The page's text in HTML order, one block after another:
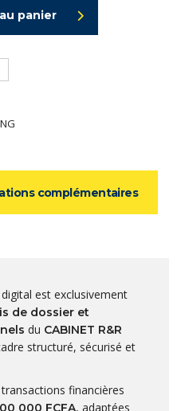
panier
complémentaires
est exclusivement
de dossier et
du CABINET R&R
structuré, sécurisé et
financières
000 FCFA, adaptées